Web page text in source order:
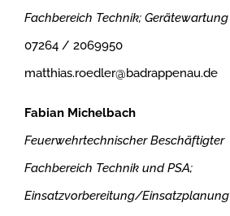
Fachbereich Technik; Gerätewartung
07264 / 2069950
matthias.roedler@badrappenau.de
Fabian Michelbach
Feuerwehrtechnischer Beschäftigter
Fachbereich Technik und PSA;
Einsatzvorbereitung/Einsatzplanung